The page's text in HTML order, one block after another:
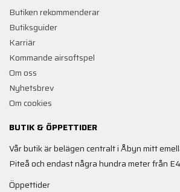
Butiken rekommenderar
Butiksguider
Karriär
Kommande airsoftspel
Om oss
Nyhetsbrev
Om cookies
BUTIK & ÖPPETTIDER
Vår butik är belägen centralt i Åbyn mitt
Piteå och endast några hundra meter från
Öppettider